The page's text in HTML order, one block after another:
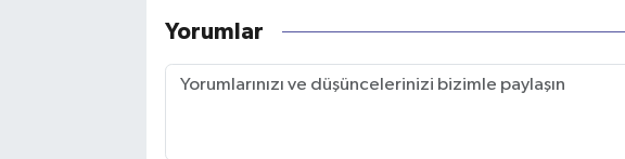
Yorumlar